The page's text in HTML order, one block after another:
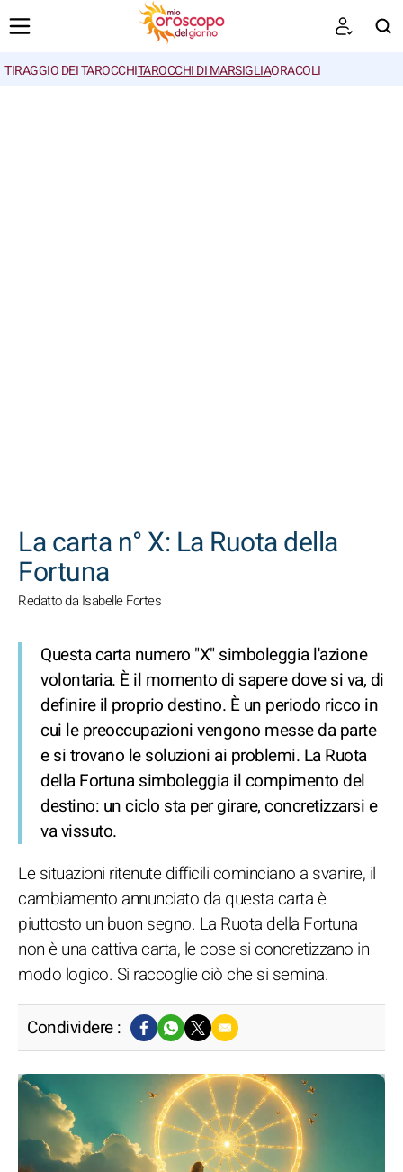
TIRAGGIO DEI TAROCCHITAROCCHI DI MARSIGLIAORACOLI
La carta n° X: La Ruota della
Fortuna
Redatto da Isabelle Fortes
Questa carta numero "X" simboleggia l'azione
volontaria. È il momento di sapere dove si va, di
definire il proprio destino. È un periodo ricco in
cui le preoccupazioni vengono messe da parte
e si trovano le soluzioni ai problemi. La Ruota
della Fortuna simboleggia il compimento del
destino: un ciclo sta per girare, concretizzarsi e
va vissuto.
Le situazioni ritenute difficili cominciano a svanire, il
cambiamento annunciato da questa carta è
piuttosto un buon segno. La Ruota della Fortuna
non è una cattiva carta, le cose si concretizzano in
modo logico. Si raccoglie ciò che si semina.
Condividere :